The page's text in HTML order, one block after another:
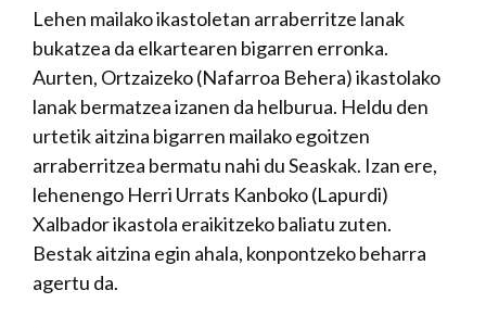
Lehen mailako ikastoletan arraberritze lanak
bukatzea da elkartearen bigarren erronka.
Aurten, Ortzaizeko (Nafarroa Behera) ikastolako
lanak bermatzea izanen da helburua. Heldu den
urtetik aitzina bigarren mailako egoitzen
arraberritzea bermatu nahi du Seaskak. Izan ere,
lehenengo Herri Urrats Kanboko (Lapurdi)
Xalbador ikastola eraikitzeko baliatu zuten.
Bestak aitzina egin ahala, konpontzeko beharra
agertu da.